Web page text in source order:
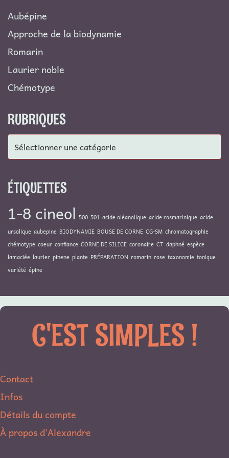
Aubépine
Approche de la biodynamie
Romarin
Laurier noble
Chémotype
RUBRIQUES
Rubriques
ÉTIQUETTES
1-8 cineol 500 501 acide oléanolique acide rosmarinique acide
ursolique aubepine BIODYNAMIE BOUSE DE CORNE CG-SM chromatographie
chémotype coeur confiance CORNE DE SILICE coronaire CT daphné espèce
lamaciée laurier pinene plante PRÉPARATION romarin rose taxonomie tonique
variété épine
C'EST SIMPLES !
Contact
Infos
Détails du compte
À propos d’Alexandre